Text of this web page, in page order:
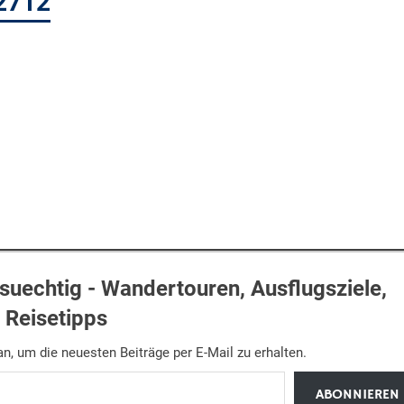
- Wandertouren, Ausflugsziele,
Reisetipps
um die neuesten Beiträge per E-Mail zu erhalten.
ABONNIEREN